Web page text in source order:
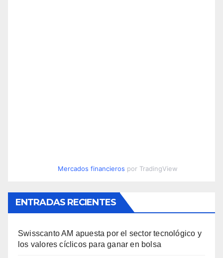
Mercados financieros por TradingView
ENTRADAS RECIENTES
Swisscanto AM apuesta por el sector tecnológico y
los valores cíclicos para ganar en bolsa